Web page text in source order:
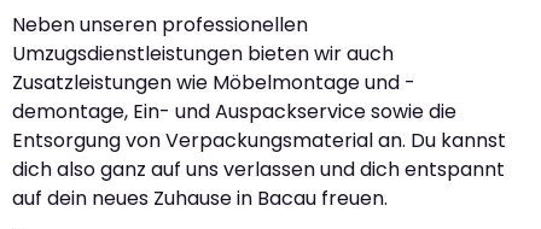
Neben unseren professionellen
Umzugsdienstleistungen bieten wir auch
Zusatzleistungen wie Möbelmontage und -
demontage, Ein- und Auspackservice sowie die
Entsorgung von Verpackungsmaterial an. Du kannst
dich also ganz auf uns verlassen und dich entspannt
auf dein neues Zuhause in Bacau freuen.